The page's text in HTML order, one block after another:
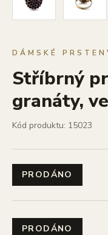
DÁMSKÉ
Stříbrný
granáty,
Kód produktu: 15023
PRODÁNO
PRODÁNO